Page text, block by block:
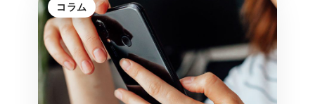
コラム